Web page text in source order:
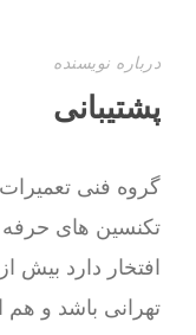
درباره نویسنده
پشتیبانی
گروه فنی
تکنسین های حرفه
تهرانی باشد و هم